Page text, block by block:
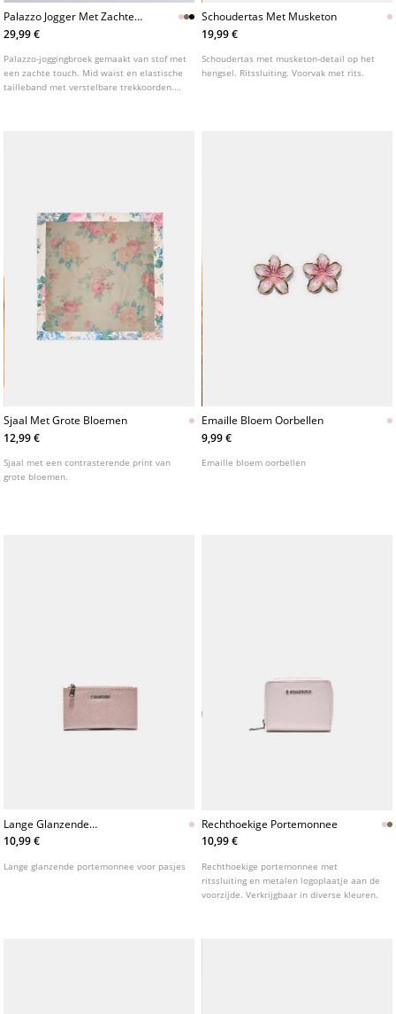
Palazzo Jogger Met Zachte
Touch
29,99 €
Palazzo-joggingbroek gemaakt van stof met
een zachte touch. Mid waist en elastische
tailleband met verstelbare trekkoorden.
Schoudertas Met Musketon
19,99 €
Schoudertas met musketon-detail op het
hengsel. Ritssluiting. Voorvak met rits.
Sjaal Met Grote Bloemen
12,99 €
Sjaal met een contrasterende print van
grote bloemen.
Emaille Bloem Oorbellen
9,99 €
Emaille bloem oorbellen
Lange Glanzende
Portemonnee Voor Pasjes
10,99 €
Lange glanzende portemonnee voor pasjes
Rechthoekige Portemonnee
10,99 €
Rechthoekige portemonnee met
ritssluiting en metalen logoplaatje aan de
voorzijde. Verkrijgbaar in diverse kleuren.